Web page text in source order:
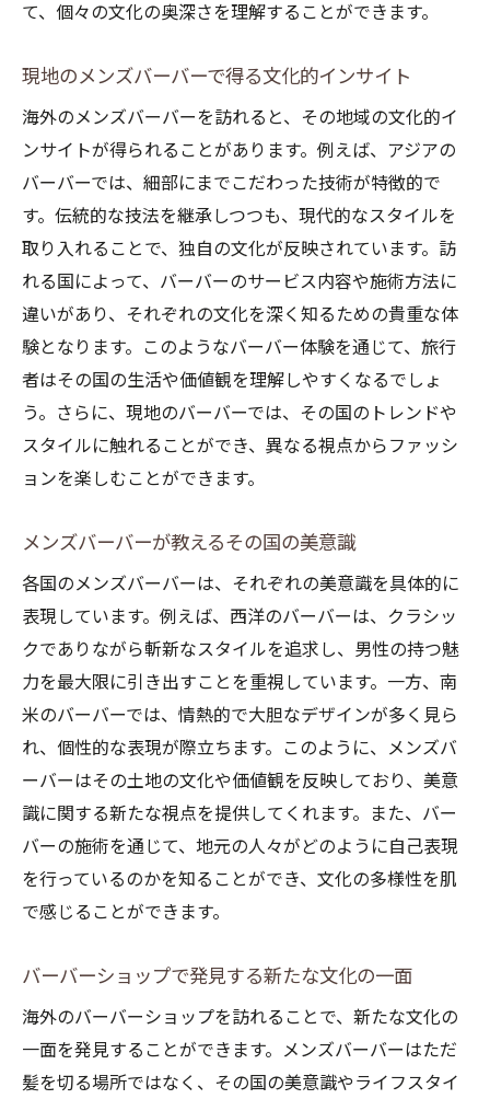
て、個々の文化の奥深さを理解することができます。
現地のメンズバーバーで得る文化的インサイト
海外のメンズバーバーを訪れると、その地域の文化的イ
ンサイトが得られることがあります。例えば、アジアの
バーバーでは、細部にまでこだわった技術が特徴的で
す。伝統的な技法を継承しつつも、現代的なスタイルを
取り入れることで、独自の文化が反映されています。訪
れる国によって、バーバーのサービス内容や施術方法に
違いがあり、それぞれの文化を深く知るための貴重な体
験となります。このようなバーバー体験を通じて、旅行
者はその国の生活や価値観を理解しやすくなるでしょ
う。さらに、現地のバーバーでは、その国のトレンドや
スタイルに触れることができ、異なる視点からファッシ
ョンを楽しむことができます。
メンズバーバーが教えるその国の美意識
各国のメンズバーバーは、それぞれの美意識を具体的に
表現しています。例えば、西洋のバーバーは、クラシッ
クでありながら斬新なスタイルを追求し、男性の持つ魅
力を最大限に引き出すことを重視しています。一方、南
米のバーバーでは、情熱的で大胆なデザインが多く見ら
れ、個性的な表現が際立ちます。このように、メンズバ
ーバーはその土地の文化や価値観を反映しており、美意
識に関する新たな視点を提供してくれます。また、バー
バーの施術を通じて、地元の人々がどのように自己表現
を行っているのかを知ることができ、文化の多様性を肌
で感じることができます。
バーバーショップで発見する新たな文化の一面
海外のバーバーショップを訪れることで、新たな文化の
一面を発見することができます。メンズバーバーはただ
髪を切る場所ではなく、その国の美意識やライフスタイ
お問合せ・ご予約はお電話にて